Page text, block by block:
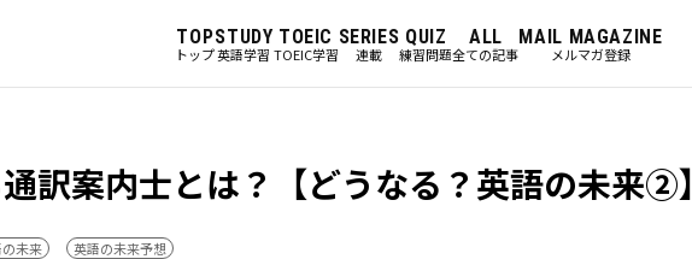
TOP
トップ
STUDY
英語学習
TOEIC
TOEIC学習
SERIES
連載
QUIZ
練習問題
ALL
全ての記事
MAIL MAGAZINE
メルマガ登録
訳案内士とは？【どうなる？英語の未来②】
未来 英語の未来予想